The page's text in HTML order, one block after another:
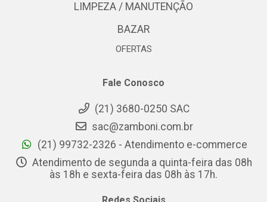
LIMPEZA / MANUTENÇÃO
BAZAR
OFERTAS
Fale Conosco
(21) 3680-0250 SAC
sac@zamboni.com.br
(21) 99732-2326 - Atendimento e-commerce
Atendimento de segunda a quinta-feira das 08h
às 18h e sexta-feira das 08h às 17h.